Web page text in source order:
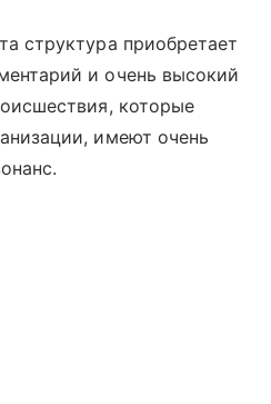
структура приобретает
и очень высокий
которые
имеют очень